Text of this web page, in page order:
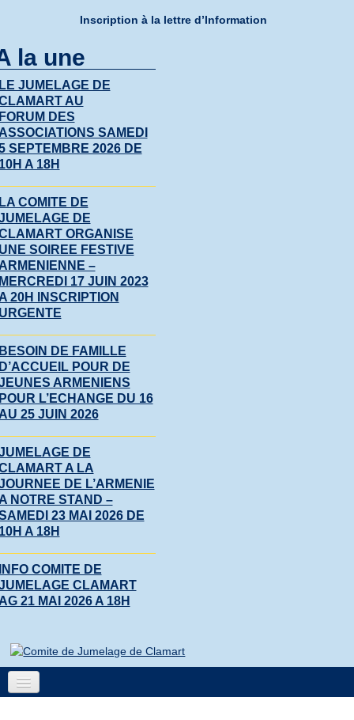
Inscription à la lettre d’Information
la une
JUMELAGE DE
AU
DES
SAMEDI
SEPTEMBRE 2026 DE
A 18H
COMITE DE
DE
ORGANISE
SOIREE FESTIVE
–
17 JUIN 2023
20H INSCRIPTION
DE FAMILLE
POUR DE
ARMENIENS
L’ECHANGE DU 16
25 JUIN 2026
DE
A LA
DE L’ARMENIE
NOTRE STAND –
23 MAI 2026 DE
A 18H
COMITE DE
CLAMART
21 MAI 2026 A 18H